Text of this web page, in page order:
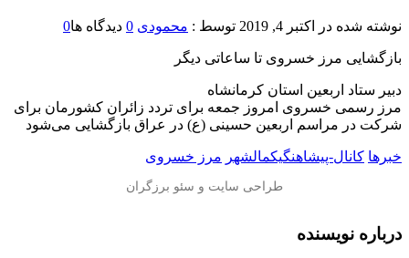
نوشته شده در اکتبر 4, 2019 توسط : محمودی 0 دیدگاه ها0
بازگشایی مرز خسروی تا ساعاتی دیگر
دبیر ستاد اربعین استان کرمانشاه
مرز رسمی خسروی امروز جمعه برای تردد زائران کشورمان برای
شرکت در مراسم اربعین حسینی (ع) در عراق بازگشایی می‌شود
خبرها کانال-پیشاهنگیکمالشهر مرز خسروی
درباره نویسنده